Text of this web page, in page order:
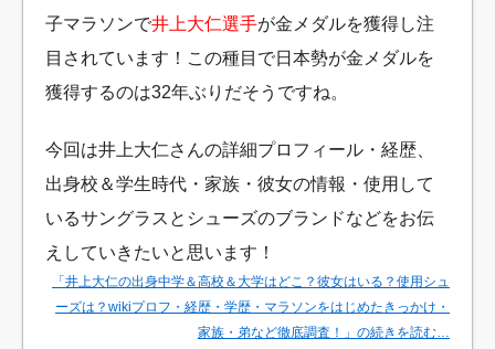
子マラソンで井上大仁選手が金メダルを獲得し注
目されています！この種目で日本勢が金メダルを
獲得するのは32年ぶりだそうですね。
今回は井上大仁さんの詳細プロフィール・経歴、
出身校＆学生時代・家族・彼女の情報・使用して
いるサングラスとシューズのブランドなどをお伝
えしていきたいと思います！
「井上大仁の出身中学＆高校＆大学はどこ？彼女はいる？使用シュ
ーズは？wikiプロフ・経歴・学歴・マラソンをはじめたきっかけ・
家族・弟など徹底調査！」の続きを読む…